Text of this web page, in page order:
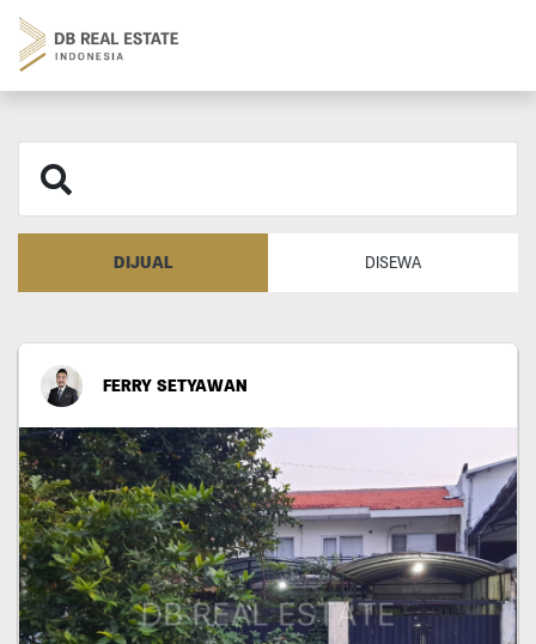
DIJUAL DISEWA
FERRY SETYAWAN